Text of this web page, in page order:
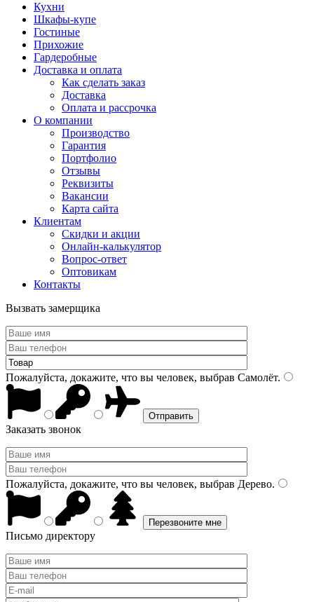
Кухни
Шкафы-купе
Гостиные
Прихожие
Гардеробные
Доставка и оплата
Как сделать заказ
Доставка
Оплата и рассрочка
О компании
Производство
Гарантия
Портфолио
Отзывы
Реквизиты
Вакансии
Карта сайта
Клиентам
Скидки и акции
Онлайн-калькулятор
Вопрос-ответ
Оптовикам
Контакты
Вызвать замерщика
Пожалуйста, докажите, что вы человек, выбрав Самолёт.
Заказать звонок
Пожалуйста, докажите, что вы человек, выбрав Дерево.
Письмо директору